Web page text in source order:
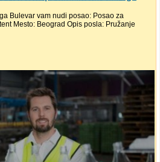
Bulevar vam nudi posao: Posao za
Mesto: Beograd Opis posla: Pružanje